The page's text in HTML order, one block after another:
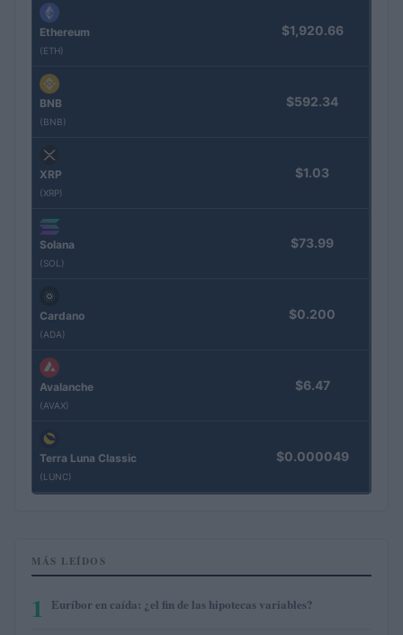
Ethereum
(ETH)
$1,920.66
BNB
(BNB)
$592.34
XRP
(XRP)
$1.03
Solana
(SOL)
$73.99
Cardano
(ADA)
$0.200
Avalanche
(AVAX)
$6.47
Terra Luna Classic
(LUNC)
$0.000049
MÁS LEÍDOS
1 Euríbor en caída: ¿el fin de las hipotecas variables?